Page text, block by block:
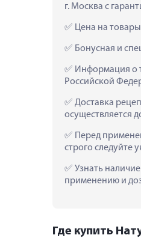
г. Москва с
Цена на
Бонусная и
Информация о
Российской
Доставка
осуществляется
Перед
строго следуйте
Узнать
применению и
Где купить